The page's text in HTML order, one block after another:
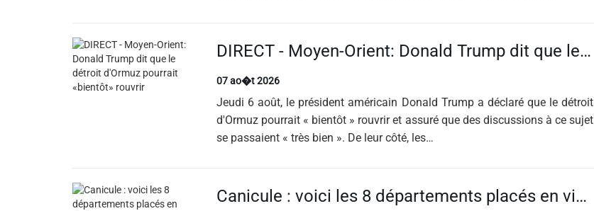
DIRECT - Moyen-Orient: Donald Trump dit que le détroit d'Ormuz pourrait «bientôt» rouvrir
07 ao�t 2026
Jeudi 6 août, le président américain Donald Trump a déclaré que le détroit
d'Ormuz pourrait « bientôt » rouvrir et assuré que des discussions à ce sujet
se passaient « très bien ». De leur côté, les…
Canicule : voici les 8 départements placés en vigilance orange ce vendredi